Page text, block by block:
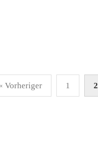
Vorheriger 1 2